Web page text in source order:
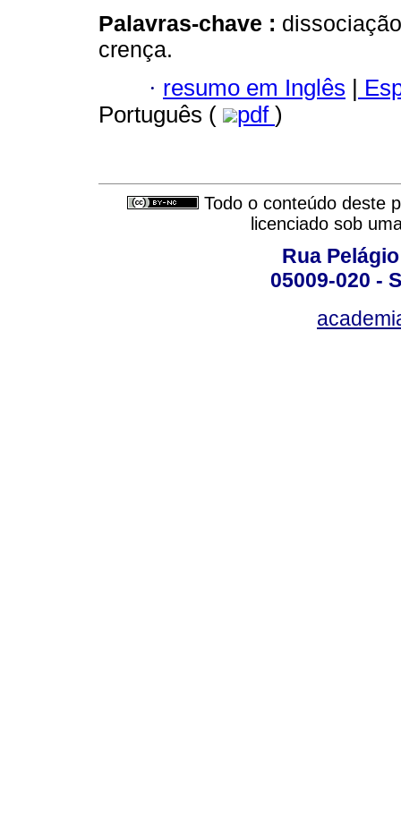
Palavras-chave :
crença.
· resumo em Inglês |
Português (
pdf )
Todo o conteúdo deste
licenciado sob
Rua
05009-020 -